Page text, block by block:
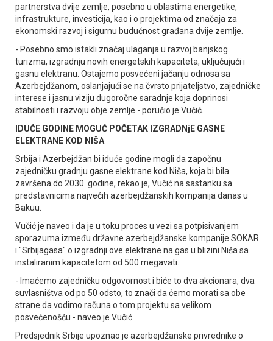
partnerstva dvije zemlje, posebno u oblastima energetike,
infrastrukture, investicija, kao i o projektima od značaja za
ekonomski razvoj i sigurnu budućnost građana dvije zemlje.
- Posebno smo istakli značaj ulaganja u razvoj banjskog
turizma, izgradnju novih energetskih kapaciteta, uključujući i
gasnu elektranu. Ostajemo posvećeni jačanju odnosa sa
Azerbejdžanom, oslanjajući se na čvrsto prijateljstvo, zajedničke
interese i jasnu viziju dugoročne saradnje koja doprinosi
stabilnosti i razvoju obje zemlje - poručio je Vučić.
IDUĆE GODINE MOGUĆ POČETAK IZGRADNjE GASNE
ELEKTRANE KOD NIŠA
Srbija i Azerbejdžan bi iduće godine mogli da započnu
zajedničku gradnju gasne elektrane kod Niša, koja bi bila
završena do 2030. godine, rekao je, Vučić na sastanku sa
predstavnicima najvećih azerbejdžanskih kompanija danas u
Bakuu.
Vučić je naveo i da je u toku proces u vezi sa potpisivanjem
sporazuma između državne azerbejdžanske kompanije SOKAR
i "Srbijagasa" o izgradnji ove elektrane na gas u blizini Niša sa
instaliranim kapacitetom od 500 megavati.
- Imaćemo zajedničku odgovornost i biće to dva akcionara, dva
suvlasništva od po 50 odsto, to znači da ćemo morati sa obe
strane da vodimo računa o tom projektu sa velikom
posvećenošću - naveo je Vučić.
Predsjednik Srbije upoznao je azerbejdžanske privrednike o